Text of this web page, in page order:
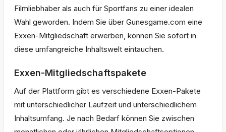
Filmliebhaber als auch für Sportfans zu einer idealen
Wahl geworden. Indem Sie über Gunesgame.com eine
Exxen-Mitgliedschaft erwerben, können Sie sofort in
diese umfangreiche Inhaltswelt eintauchen.
Exxen-Mitgliedschaftspakete
Auf der Plattform gibt es verschiedene Exxen-Pakete
mit unterschiedlicher Laufzeit und unterschiedlichem
Inhaltsumfang. Je nach Bedarf können Sie zwischen